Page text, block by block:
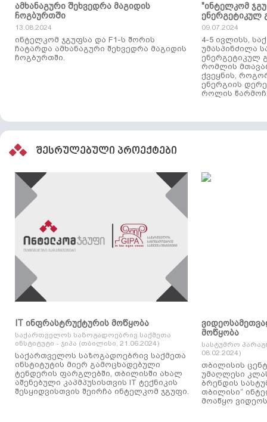
ამხანაგური შეხვედრა მაგიდის
ჩოგბურთში
13.08.2024
ინტელკომ ჯგუფსა და F1-ს შორის
ჩატარდა ამხანაგური შეხვედრა მაგიდის
ჩოგბურთში.
"ინტელკომ
ენერგეტიკულ
09.07.2024
4-5 ივლისს,
უმასპინძილა
ენერგეტიკულ
რომლის
ქვეყნის,
ენერგიის
როლის
შესრულებული პროექტები
IT ინფრასტრუქტურის მოწყობა
საქართველოს საზოგადოებრივ საქმეთა
ინსტიტუტი - ჯიპა (თბილისი, 21.06.2024)
საქართველოს საზოგადოებრივ საქმეთა
ინსტიტუტის მიერ გამოცხადებული
ტენდერის ფარგლებში, თბილისში ახალ
აშენებული კაპმპუსისთვის IT ტექნიკის
შესყიდვისთვის შეირჩა ინტელკომ ჯგუფი.
მოწყობა
სასტუმრო
08.02.2024)
თბილისის
უმაღლესი
ბრენდის
თბილისი“
მოაწყო